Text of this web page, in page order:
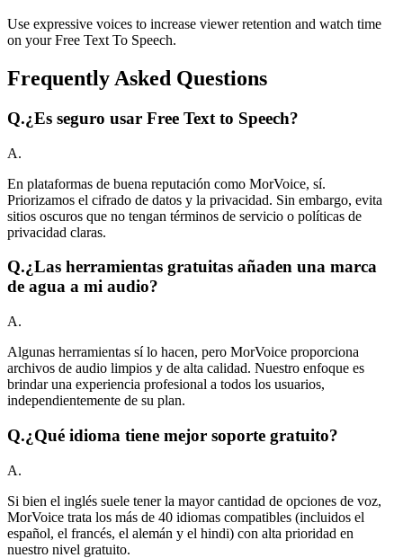
Use expressive voices to increase viewer retention and watch time
on your Free Text To Speech.
Frequently Asked Questions
Q.¿Es seguro usar Free Text to Speech?
A.
En plataformas de buena reputación como MorVoice, sí.
Priorizamos el cifrado de datos y la privacidad. Sin embargo, evita
sitios oscuros que no tengan términos de servicio o políticas de
privacidad claras.
Q.¿Las herramientas gratuitas añaden una marca
de agua a mi audio?
A.
Algunas herramientas sí lo hacen, pero MorVoice proporciona
archivos de audio limpios y de alta calidad. Nuestro enfoque es
brindar una experiencia profesional a todos los usuarios,
independientemente de su plan.
Q.¿Qué idioma tiene mejor soporte gratuito?
A.
Si bien el inglés suele tener la mayor cantidad de opciones de voz,
MorVoice trata los más de 40 idiomas compatibles (incluidos el
español, el francés, el alemán y el hindi) con alta prioridad en
nuestro nivel gratuito.